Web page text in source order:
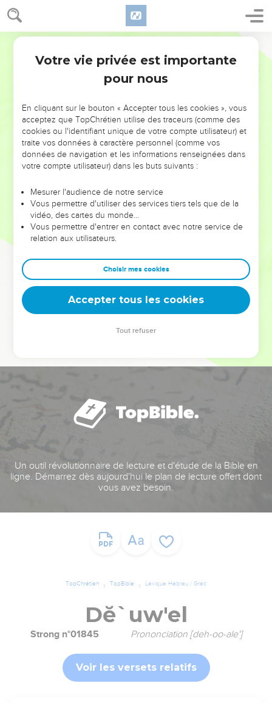
NE MANQUEZ PAS L’ÉVÉNEMENT
DE L’ANNÉE !
ET SI LEURS ERREURS POUVAIENT VOUS ÉVITER LES
VOTRES ?
leur foi ou leur vision. Mais on voit moins les doutes, les erreurs
et les saisons difficiles qu'ils ont traversés, alors même que ce
sont elles qui les ont façonnés.
Dans cette conférence, leaders, entrepreneurs, et responsables
clés pour avancer avec plus de sagesse afin que leurs erreurs
deviennent vos tremplins. Que vous guidiez un ministère, une
équipe, un groupe ou une famille, leur expérience est faite
Un outil révolutionnaire de lecture et d'étude de la Bible en
ligne. Démarrez dès aujourd'hui le plan de lecture offert dont
vous avez besoin.
TopChrétien TopBible Lexique Hébreu / Grec
Dĕ`uw'el
Strong n°01845 Prononciation [deh-oo-ale']
Voir les versets relatifs
Votre vie privée est importante
pour nous
En cliquant sur le bouton « Accepter tous les cookies », vous
acceptez que TopChrétien utilise des traceurs (comme des
cookies ou l'identifiant unique de votre compte utilisateur) et
traite vos données à caractère personnel (comme vos
données de navigation et les informations renseignées dans
votre compte utilisateur) dans les buts suivants :
Mesurer l'audience de notre service
Vous permettre d'utiliser des services tiers tels que de la
vidéo, des cartes du monde…
Vous permettre d'entrer en contact avec notre service de
relation aux utilisateurs.
Choisir mes cookies
Accepter tous les cookies
Tout refuser